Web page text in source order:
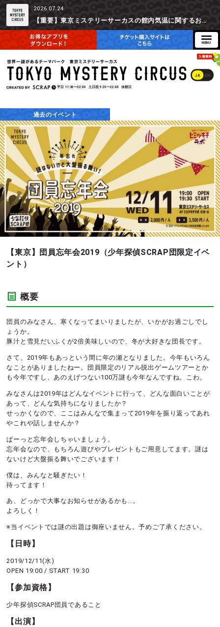
2026.07.24
【重要】東京ミステリーサーカスの館内気温に関するお詫びとご参加辞退時の返金対応について
JA EN
平日 11:30〜22:00 土日祝 9:20〜22:00 休館日
過去のイベント
【東京】団員忘年会2019（少年探偵SCRAP団限定イベ
ント）
概要
団員のみなさん、寒くなってまいりましたが、いかがお過ごしでし
ょうか。
豚汁と雪見だいふくが2倍美味しいので、冬が大好きな団長です。
さて、2019年もあっという間に年の瀬となりました。今年もいろん
なことがありましたねー。団員限定のリアル脱出ゲームツアーとか
も今年ですし、あのえげつない100万謎も今年なんですね。こわ。
みなさんは2019年はどんなイベントに行って、どんな面白いことが
あって、どんな気持ちになりましたか？
せっかくなので、ここはみんなで集まって2019年を振り返ってあれ
やこれや話しませんか？
ぱーっと忘年会しちゃいましょう。
忘年会なので、もちろん遊びやプレゼントもご用意してます。謎は
ないけど大盤振る舞いでございます！
僕は、みんなと騒ぎたい！
待ってます！
あ、どっかで大事なお知らせがあるかも…。
よろしく！
※当イベントでは謎の出題は御座いません。予めご了承ください。
【日時】
2019/12/11(水)
OPEN 19:00 / START 19:30
【参加資格】
少年探偵SCRAP団員であること
【出演】